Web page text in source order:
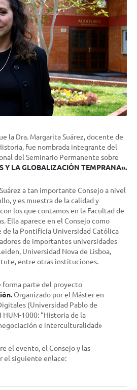
la Dra. Margarita Suárez, docente de
fue nombrada integrante del
del Seminario Permanente sobre
Y LA GLOBALIZACIÓN TEMPRANA».
a tan importante Consejo a nivel
y es muestra de la calidad y
los que contamos en la Facultad de
Ella aparece en el Consejo como
la Pontificia Universidad Católica
de importantes universidades
Universidad Nova de Lisboa,
entre otras instituciones.
forma parte del proyecto
Organizado por el Máster en
(Universidad Pablo de
HUM-1000: “Historia de la
e interculturalidad»
el evento, el Consejo y las
el siguiente enlace: